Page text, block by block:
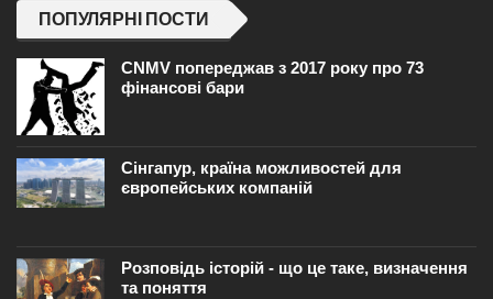
ПОПУЛЯРНІ ПОСТИ
CNMV попереджав з 2017 року про 73
фінансові бари
Сінгапур, країна можливостей для
європейських компаній
Розповідь історій - що це таке, визначення
та поняття